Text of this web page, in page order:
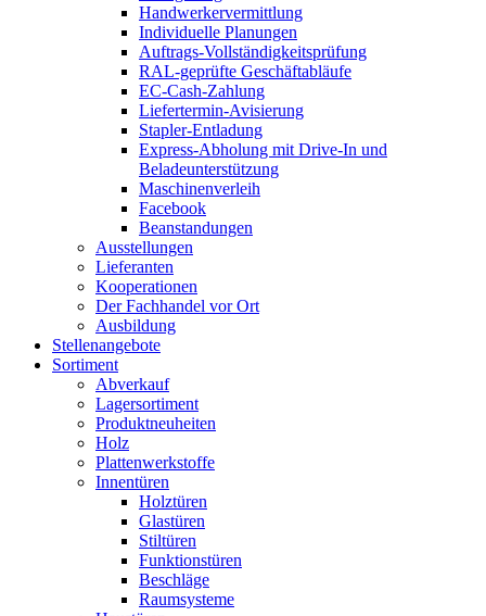
Handwerkervermittlung
Individuelle Planungen
Auftrags-Vollständigkeitsprüfung
RAL-geprüfte Geschäftabläufe
EC-Cash-Zahlung
Liefertermin-Avisierung
Stapler-Entladung
Express-Abholung mit Drive-In und
Beladeunterstützung
Maschinenverleih
Facebook
Beanstandungen
Ausstellungen
Lieferanten
Kooperationen
Der Fachhandel vor Ort
Ausbildung
Stellenangebote
Sortiment
Abverkauf
Lagersortiment
Produktneuheiten
Holz
Plattenwerkstoffe
Innentüren
Holztüren
Glastüren
Stiltüren
Funktionstüren
Beschläge
Raumsysteme